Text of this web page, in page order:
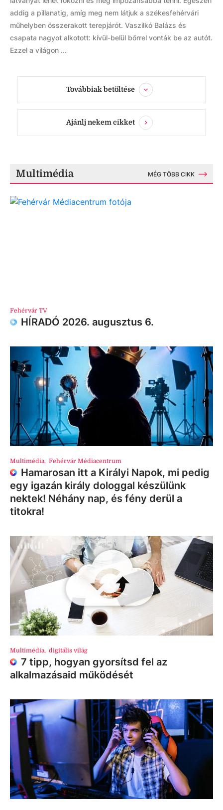
addig a pillanatig, amíg meg nem látjuk a székesfehérvári
műhelyben összerakott terepjárót. Vaszilkó Balázs és
csapata nagyot alkotott: kívül-belül bőrrel vonták be az autót.
Ezzel a világon ...
Továbbiak betöltése
Ajánlj nekem cikket
Multimédia MÉG TÖBB CIKK
Fehérvár TV
HÍRADÓ 2026. augusztus 6.
Multimédia, Fehérvár Médiacentrum
Hamarosan itt a Királyi Napok, mi pedig
egy igazán király dologgal készülünk
nektek! Néhány nap, és fény derül a
titokra!
Multimédia, digitális világ
7 tipp, hogyan gyorsítsd fel az
alkalmazásaid működését